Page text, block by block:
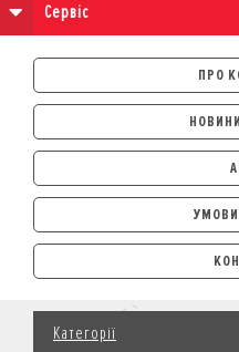
Сервіс
ПРО
АВТОМОБІЛІ
ЛІЗИНГ
КРЕДИТ
СТРАХУВАННЯ
Категорії